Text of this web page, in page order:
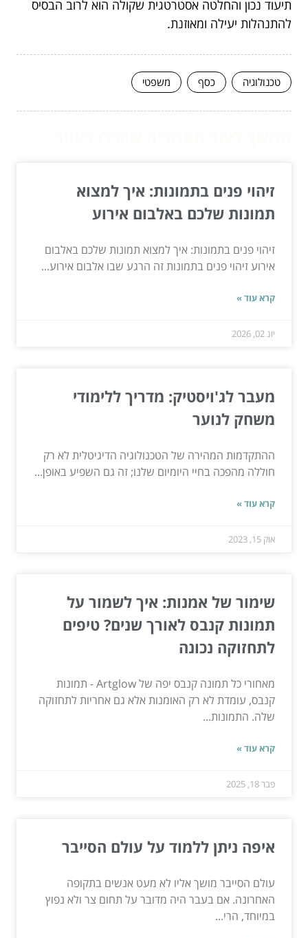
תיעוד נכון והחלטה אסטרטגית שקולה הוא לרוב הבסיס
להתנהלות יעילה ומאוזנת.
טכנולוגיה כסף משפטי
זיהוי פנים בתמונות: איך למצוא
תמונות שלכם באלבום אירוע
זיהוי פנים בתמונות: איך למצוא תמונות שלכם באלבום
אירוע זיהוי פנים בתמונות זה הרגע שבו אלבום אירוע...
קרא עוד »
יונ 02, 2026
מעבר לג'ויסטיק: מדריך ללימודי
משחק לנוער
ההתקדמות המהירה של הטכנולוגיה הדיגיטלית לא רק
חוללה מהפכה בחיי היומיום שלנו; זה גם השפיע באופן...
קרא עוד »
אוק 15, 2023
שימור של אמנות: איך לשמור על
תמונות קנבס לאורך שנים? טיפים
לתחזוקה נכונה
מאחורי כל תמונה קנבס יפה של Artglow - תמונות
קנבס, עומדת לא רק האומנות אלא גם אחריות לתחזוקה
שלה. התמונות...
קרא עוד »
פבר 18, 2025
איפה ניתן ללמוד על עולם הסייבר
עולם הסייבר מושך אליו לא מעט אנשים בתקופה
האחרונה. אם בעבר היה מדובר על תחום צר ולא נפוץ
במיוחד, הרי...